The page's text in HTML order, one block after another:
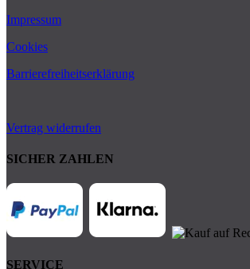
Impressum
Cookies
Barrierefreiheitserklärung
Vertrag widerrufen
SICHER ZAHLEN
SERVICE